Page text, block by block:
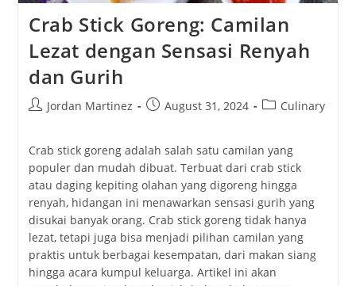
Crab Stick Goreng: Camilan
Lezat dengan Sensasi Renyah
dan Gurih
PostJordan Martinez
PostAugust 31, 2024
PostCulinary
Crab stick goreng adalah salah satu camilan yang
populer dan mudah dibuat. Terbuat dari crab stick
atau daging kepiting olahan yang digoreng hingga
renyah, hidangan ini menawarkan sensasi gurih yang
disukai banyak orang. Crab stick goreng tidak hanya
lezat, tetapi juga bisa menjadi pilihan camilan yang
praktis untuk berbagai kesempatan, dari makan siang
hingga acara kumpul keluarga. Artikel ini akan